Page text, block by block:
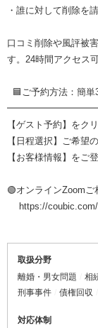
・誰に対して削除を
口コミ削除や風評被
す。24時間アクセス可
🟦ご予約方法：簡単
【ゲスト予約】をク
【日程選択】ご希望
【お客様情報】をご
🟢オンラインZoomご
https://coubic.com/
取扱分野
離婚・男女問題
相
刑事事件
債権回収
対応体制